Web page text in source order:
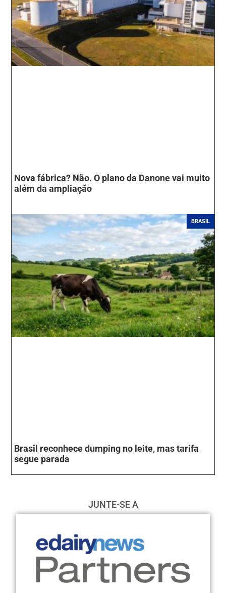
Nova fábrica? Não. O plano da Danone vai muito
além da ampliação
BRASIL
Brasil reconhece dumping no leite, mas tarifa
segue parada
JUNTE-SE A